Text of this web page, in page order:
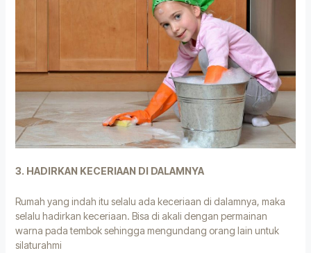
3. HADIRKAN KECERIAAN DI DALAMNYA
Rumah yang indah itu selalu ada keceriaan di dalamnya, maka
selalu hadirkan keceriaan. Bisa di akali dengan permainan
warna pada tembok sehingga mengundang orang lain untuk
silaturahmi